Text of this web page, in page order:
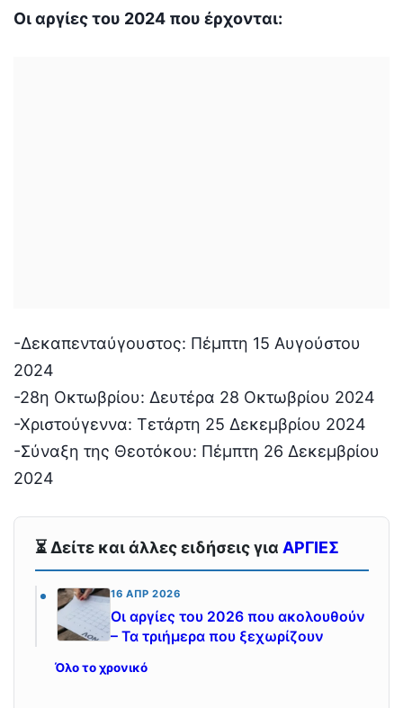
Οι αργίες του 2024 που έρχονται:
-Δεκαπενταύγουστος: Πέμπτη 15 Αυγούστου
2024
-28η Οκτωβρίου: Δευτέρα 28 Οκτωβρίου 2024
-Χριστούγεννα: Τετάρτη 25 Δεκεμβρίου 2024
-Σύναξη της Θεοτόκου: Πέμπτη 26 Δεκεμβρίου
2024
⏳ Δείτε και άλλες ειδήσεις για ΑΡΓΙΕΣ
16 ΑΠΡ 2026
Οι αργίες του 2026 που ακολουθούν
– Τα τριήμερα που ξεχωρίζουν
Όλο το χρονικό